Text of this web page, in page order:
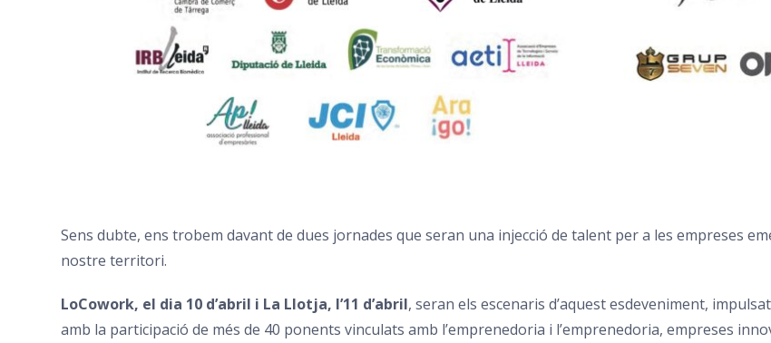
Sens dubte, ens trobem davant de dues jornades que seran una injecció de talent per a les empreses
nostre territori.
LoCowork, el dia 10 d’abril i La Llotja, l’11 d’abril, seran els escenaris d’aquest esdeveniment,
amb la participació de més de 40 ponents vinculats amb l’emprenedoria i l’emprenedoria, empreses